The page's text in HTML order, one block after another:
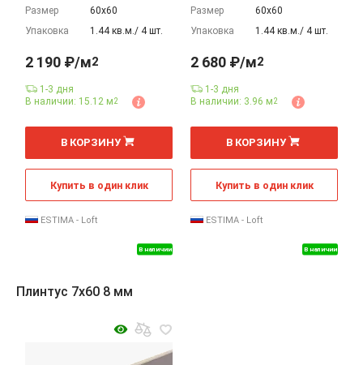
Размер
60х60
Упаковка
1.44 кв.м./ 4 шт.
В наличии
2 190 ₽/м2
1-3 дня
В наличии: 15.12 м2
м
В КОРЗИНУ
Купить в один клик
ESTIMA - Loft
Размер
60х60
Упаковка
1.44 кв.м./ 4 шт.
В наличии
2 680 ₽/м2
1-3 дня
В наличии: 3.96 м2
м
В КОРЗИНУ
Купить в один клик
ESTIMA - Loft
Плинтус 7x60 8 мм